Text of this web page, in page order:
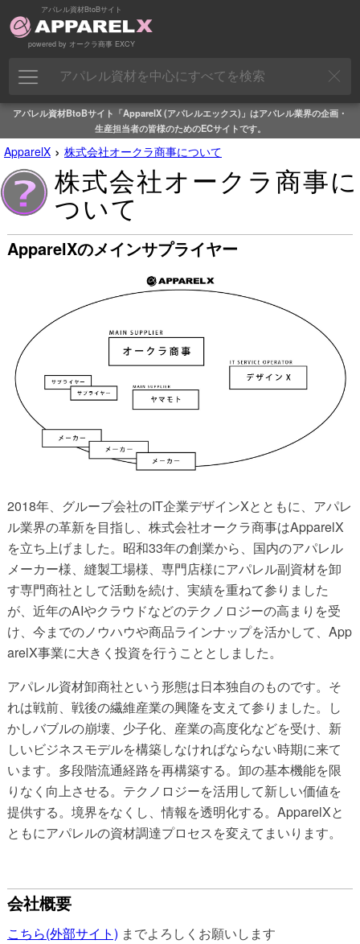
アパレル資材BtoBサイト
powered by オークラ商事 EXCY
アパレル資材BtoBサイト「ApparelX (アパレルエックス)」はアパレル業界の企画・
生産担当者の皆様のためのECサイトです。
ApparelX › 株式会社オークラ商事について
株式会社オークラ商事に
ついて
ApparelXのメインサプライヤー
2018年、グループ会社のIT企業デザインXとともに、アパレ
ル業界の革新を目指し、株式会社オークラ商事はApparelX
を立ち上げました。昭和33年の創業から、国内のアパレル
メーカー様、縫製工場様、専門店様にアパレル副資材を卸
す専門商社として活動を続け、実績を重ねて参りました
が、近年のAIやクラウドなどのテクノロジーの高まりを受
け、今までのノウハウや商品ラインナップを活かして、App
arelX事業に大きく投資を行うこととしました。
アパレル資材卸商社という形態は日本独自のものです。そ
れは戦前、戦後の繊維産業の興隆を支えて参りました。し
かしバブルの崩壊、少子化、産業の高度化などを受け、新
しいビジネスモデルを構築しなければならない時期に来て
います。多段階流通経路を再構築する。卸の基本機能を限
りなく向上させる。テクノロジーを活用して新しい価値を
提供する。境界をなくし、情報を透明化する。ApparelXと
ともにアパレルの資材調達プロセスを変えてまいります。
会社概要
こちら(外部サイト) までよろしくお願いします